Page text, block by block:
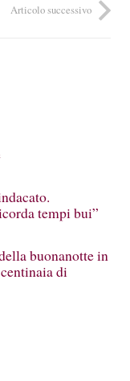
Articolo successivo
tempi bui”
buonanotte in
di